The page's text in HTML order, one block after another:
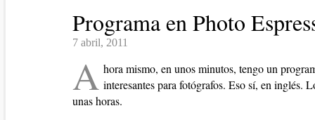
Programa en Photo
7 abril, 2011
A hora mismo, en unos minutos, tengo un
interesantes para fotógrafos. Eso sí, en inglés.
unas horas.